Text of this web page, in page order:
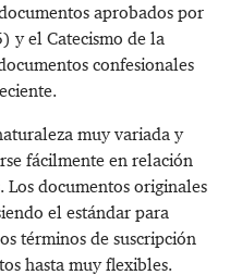
aprobados por
y el Catecismo de la
confesionales
muy variada y
fácilmente en relación
Los documentos originales
el estándar para
términos de suscripción
hasta muy flexibles.